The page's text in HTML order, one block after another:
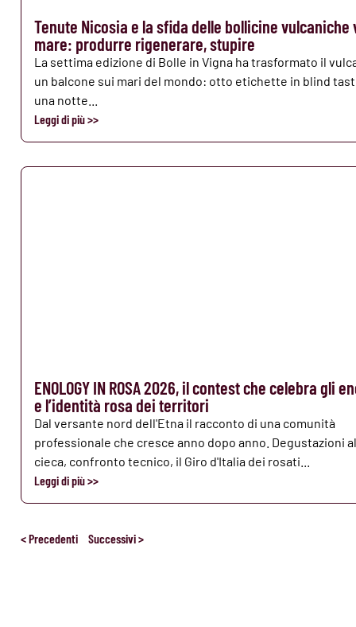
Tenute Nicosia e la sfida delle bollicine vulcaniche
mare: produrre rigenerare, stupire
La settima edizione di Bolle in Vigna ha trasformato il
un balcone sui mari del mondo: otto etichette in blind
una notte...
Leggi di più >>
ENOLOGY IN ROSA 2026, il contest che celebra gli
e l’identità rosa dei territori
Dal versante nord dell'Etna il racconto di una comunità
professionale che cresce anno dopo anno. Degustazioni
cieca, confronto tecnico, il Giro d'Italia dei rosati...
Leggi di più >>
< Precedenti Successivi >